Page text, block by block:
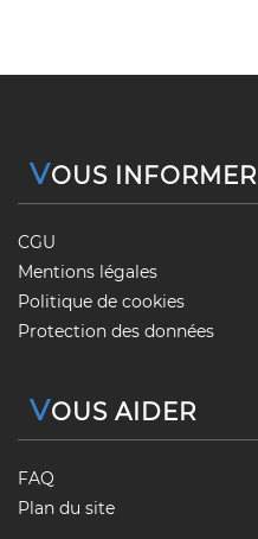
VOUS INFORMER
CGU
Mentions légales
Politique de cookies
Protection des données
VOUS AIDER
FAQ
Plan du site